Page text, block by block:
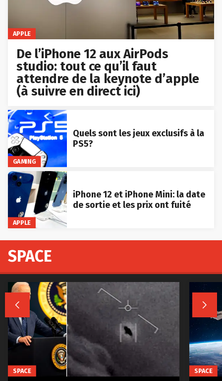
APPLE
De l’iPhone 12 aux AirPods
studio: tout ce qu’il faut
attendre de la keynote d’apple
(à suivre en direct ici)
GAMING
Quels sont les jeux exclusifs à la
PS5?
APPLE
iPhone 12 et iPhone Mini: la date
de sortie et les prix ont fuité
SPACE
 
SPACE SPACE